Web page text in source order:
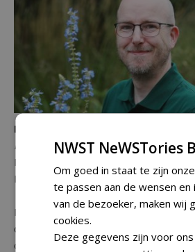
Frank van de Ven
Redacteur De Hovenier
E:
M: 06 53 28 61 77
Frank studeerde in 2007 af als
de richting tijdschrift. Na een aantal
omzwervingen - en een flirt met
NWST NeWSTories
Om goed in staat te zijn
te passen aan de wensen
van de bezoeker, maken wij
cookies.
Deze gegevens zijn voor